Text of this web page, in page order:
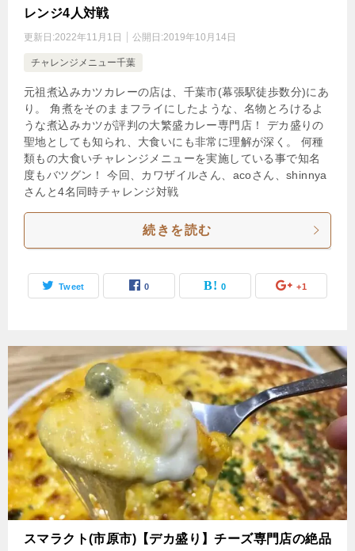
レンジ4人対戦
更新日:2022年11月1日 公開日:2019年10月14日
チャレンジメニュー千葉
元祖煮込みカツカレーの店は、千葉市(幕張駅徒歩数分)にあ
り。 角煮をそのままフライにしたような、名物とろけるよ
うな煮込みカツが評判の大繁盛カレー専門店！ デカ盛りの
聖地としても知られ、大食いにも非常に理解が深く。 何種
類もの大食いチャレンジメニューを実施している事で知名
度もバツグン！ 今回、カワザイルさん、acoさん、shinnya
さんと4名同時チャレンジ対戦
続きを読む
Tweet 0 0 +1
スマラクト(市原市)【デカ盛り】チーズ専門店の絶品